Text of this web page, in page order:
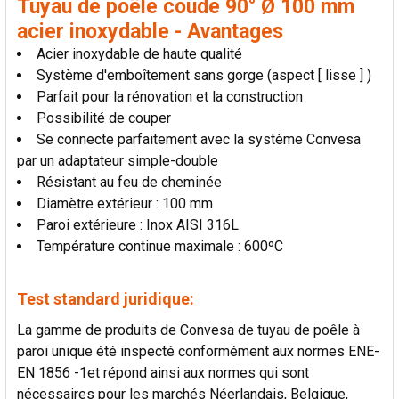
LA
SÉLECTION
AU PANIER
Tuyau de poêle coude 90° Ø 100 mm
acier inoxydable - Avantages
Acier inoxydable de haute qualité
Système d'emboîtement sans gorge (aspect [ lisse ] )
Parfait pour la rénovation et la construction
Possibilité de couper
Se connecte parfaitement avec la système Convesa
par un adaptateur simple-double
Résistant au feu de cheminée
Diamètre extérieur : 100 mm
Paroi extérieure : Inox AISI 316L
Température continue maximale : 600ºC
Test standard juridique:
La gamme de produits de Convesa de tuyau de poêle à
paroi unique été inspecté conformément aux normes ENE-
EN 1856 -1et répond ainsi aux normes qui sont
nécessaires pour les marchés Néerlandais, Belgique,